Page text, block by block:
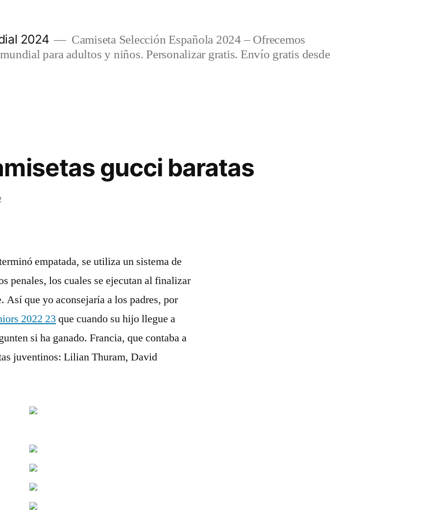
2024
Camiseta Selección Española 2024 – Ofrecemos
para adultos y niños. Personalizar gratis. Envío gratis desde
gucci baratas
empatada, se utiliza un sistema de
penales, los cuales se ejecutan al finalizar
Así que yo aconsejaría a los padres, por
2022 23 que cuando su hijo llegue a
si ha ganado. Francia, que contaba a
juventinos: Lilian Thuram, David